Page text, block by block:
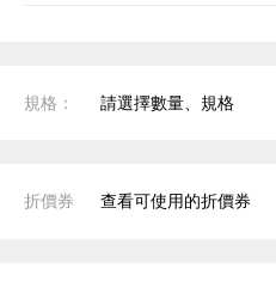
規格： 請選擇數量、規格
折價券 查看可使用的折價券